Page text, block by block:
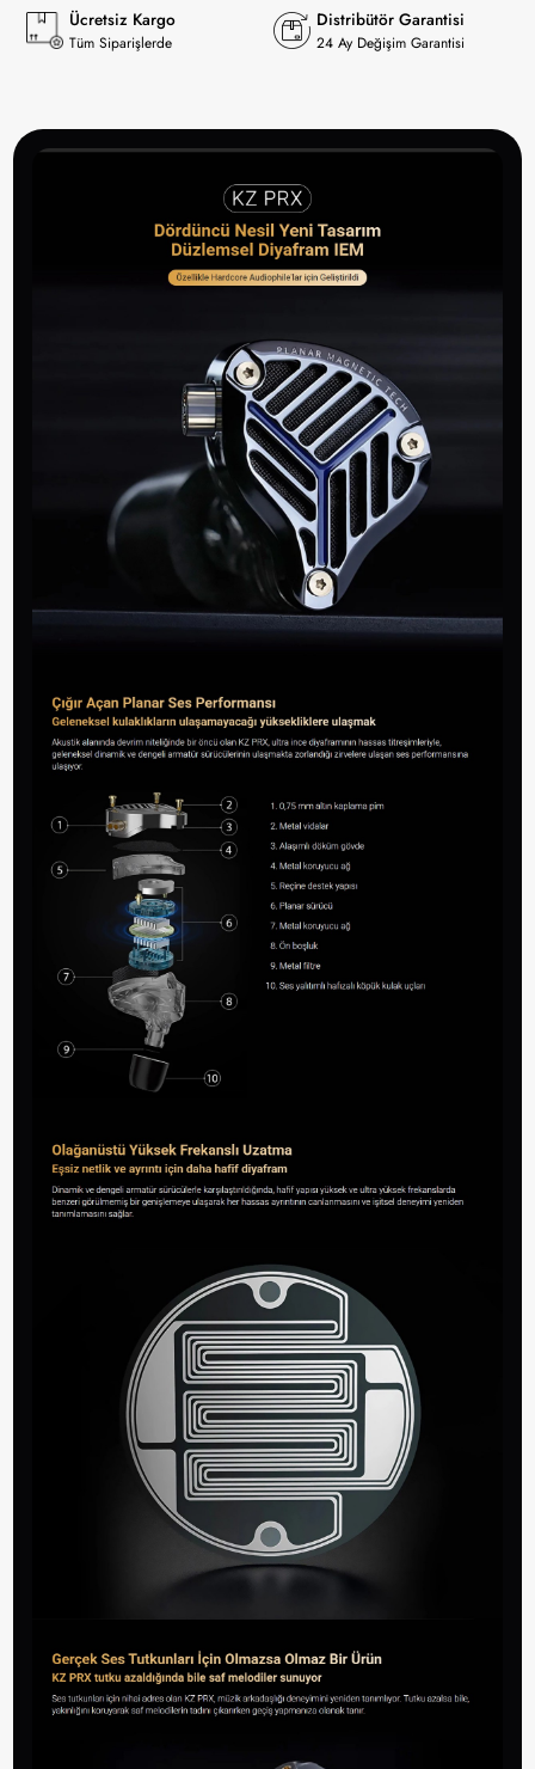
Ücretsiz Kargo
Tüm Siparişlerde
Distribütör Garantisi
24 Ay Değişim Garantisi